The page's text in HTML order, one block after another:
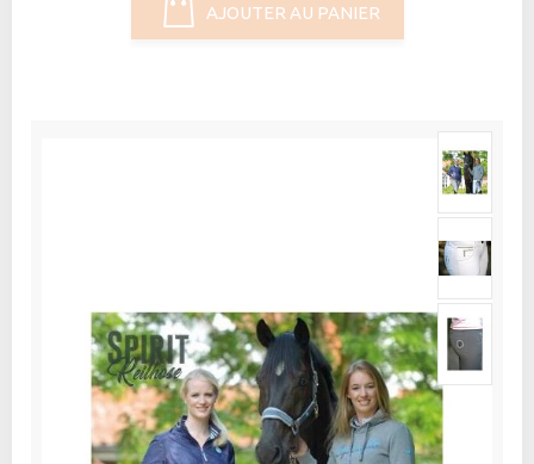
AJOUTER AU PANIER